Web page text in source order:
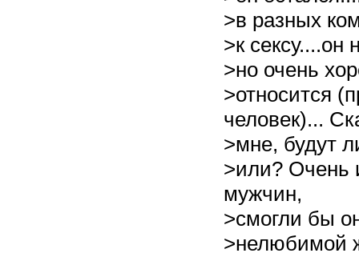
>в разных
>к сексу....он
>но очень
>относится
человек)...
>мне, будут
>или? Очень
мужчин,
>смогли бы
>нелюбимой